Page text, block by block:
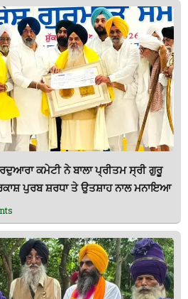
ਕਮੇਟੀ ਨੇ ਬਾਲਾ ਪ੍ਰੀਤਮ ਸ੍ਰੀ ਗੁਰੂ
ਪੁਰਬ ਸ਼ਰਧਾ ਤੇ ਉਤਸ਼ਾਹ ਨਾਲ ਮਨਾਇਆ